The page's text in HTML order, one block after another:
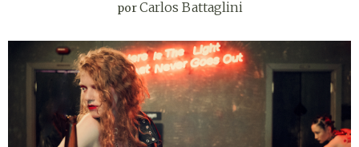
porCarlos Battaglini